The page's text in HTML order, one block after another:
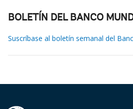
BOLETÍN DEL BANCO
Suscríbase al boletín semanal del